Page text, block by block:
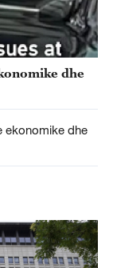
dhe
ekonomike dhe